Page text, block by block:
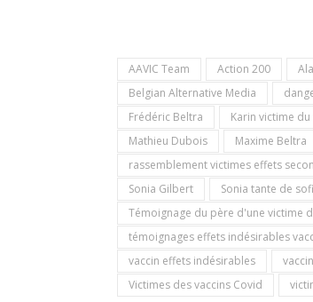
AAVIC Team Action 200
Belgian Alternative Media
Frédéric Beltra
Karin victime
Mathieu Dubois
Maxime Beltra
rassemblement victimes effets
Sonia Gilbert
Sonia tante de
Témoignage du père d'une victime
témoignages effets indésirables
vaccin effets indésirables
Victimes des vaccins Covid